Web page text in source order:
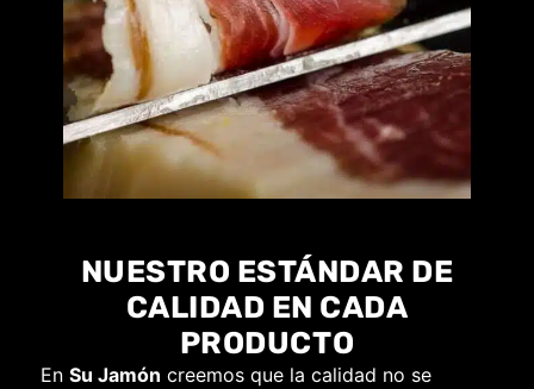
NUESTRO ESTÁNDAR DE
CALIDAD EN CADA
PRODUCTO
En Su Jamón creemos que la calidad no se